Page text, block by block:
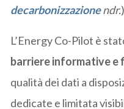
decarbonizzazionendr.
L’Energy Co-Pilot è
barriere informative e
qualità dei dati a
dedicate e limitata